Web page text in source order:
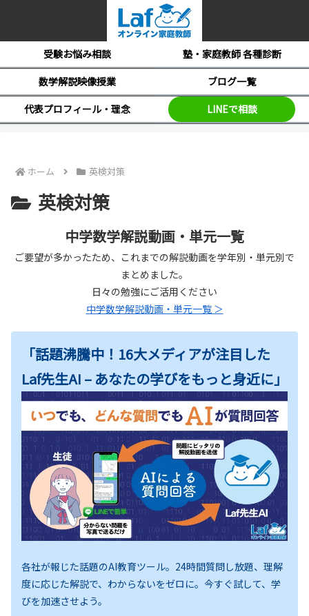
受験お悩み相談
塾・家庭教師 各種診断
数学解説映像授業
ブログ一覧
代表プロフィール・理念
LINEで相談
ホーム 英検対策
英検対策
中学数学解説動画・単元一覧
ご要望が多かったため、これまでの解説動画を学年別・単元別で
まとめました。
日々の勉強にご活用ください
中学数学解説動画・単元一覧 ＞
「話題沸騰中！16大メディアが注目した
Laf先生AI – あなたの学びをもっと身近に」
各社が報じた話題のAI教育ツール。24時間質問し放題、理解
度に応じた解説で、わからないをゼロに。今すぐ試して、学
びを加速させよう。